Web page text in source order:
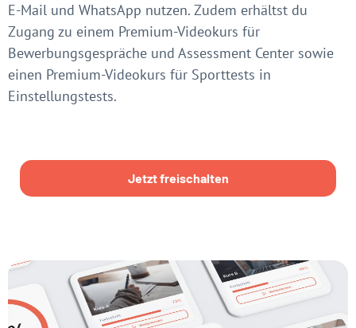
E-Mail und WhatsApp nutzen. Zudem erhältst du
Zugang zu einem Premium-Videokurs für
Bewerbungsgespräche und Assessment Center sowie
einen Premium-Videokurs für Sporttests in
Einstellungstests.
Jetzt freischalten